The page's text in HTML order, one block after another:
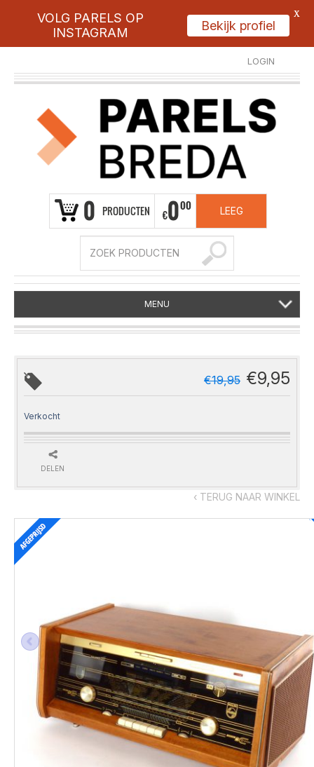
LOGIN
REGISTREER
0 PRODUCTEN €000 LEEG
MENU
‹ TERUG NAAR WINKEL
€19,95 €9,95
Verkocht
DELEN
VOLG PARELS OP
INSTAGRAM
Bekijk profiel
X